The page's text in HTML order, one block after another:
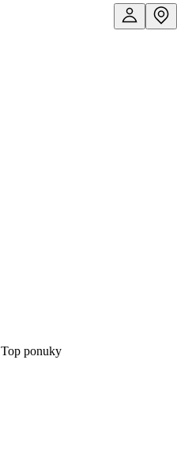
Top ponuky